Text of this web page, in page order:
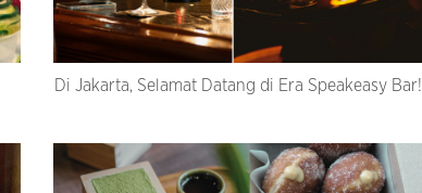
Di Jakarta, Selamat Datang di Era Speakeasy Bar!